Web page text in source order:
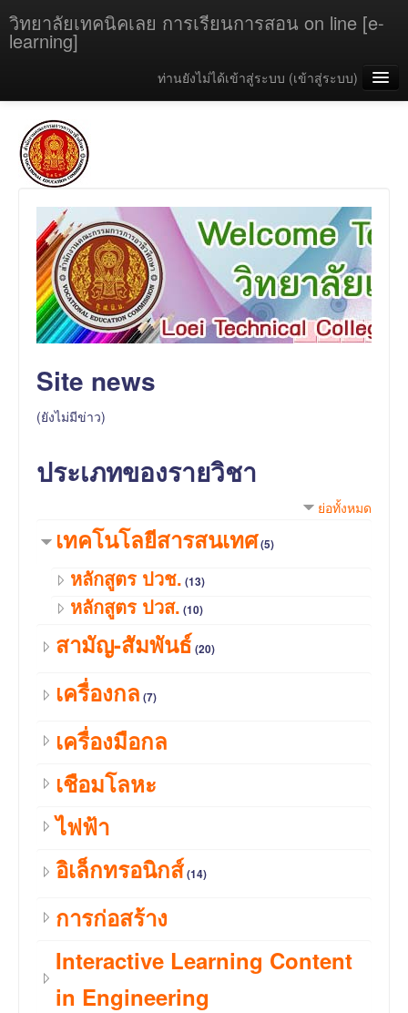
วิทยาลัยเทคนิคเลย การเรียนการสอน on line [e-
learning]
ท่านยังไม่ได้เข้าสู่ระบบ (เข้าสู่ระบบ)
วิทยาลัยเทคนิคเลย
Thai ‎(th)‎
Site news
(ยังไม่มีข่าว)
ประเภทของรายวิชา
ย่อทั้งหมด
เทคโนโลยีสารสนเทศ(5)
หลักสูตร ปวช. (13)
หลักสูตร ปวส. (10)
สามัญ-สัมพันธ์(20)
เครื่องกล (7)
เครื่องมือกล
เชือมโลหะ
ไฟฟ้า
อิเล็กทรอนิกส์(14)
การก่อสร้าง
Interactive Learning Content
in Engineering